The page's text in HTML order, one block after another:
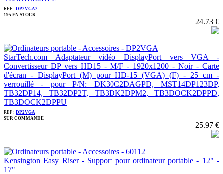
REF : DP2VGA2
195 EN STOCK
24.73 €
StarTech.com Adaptateur vidéo DisplayPort vers VGA -
Convertisseur DP vers HD15 - M/F - 1920x1200 - Noir - Carte
d'écran - DisplayPort (M) pour HD-15 (VGA) (F) - 25 cm -
verrouillé - pour P/N: DK30C2DAGPD, MST14DP123DP,
TB32DP14, TB32DP2T, TB3DK2DPM2, TB3DOCK2DPPD,
TB3DOCK2DPPU
REF : DP2VGA
SUR COMMANDE
25.97 €
Kensington Easy Riser - Support pour ordinateur portable - 12" -
17"